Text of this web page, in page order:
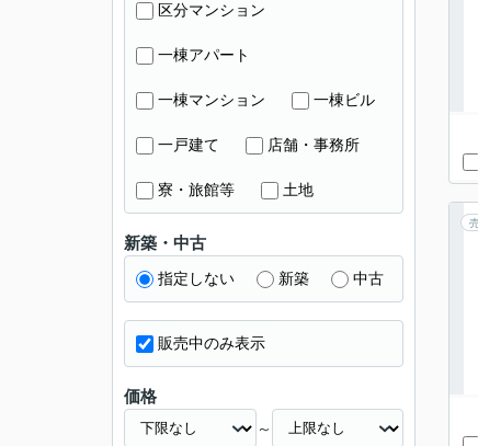
区分マンション
一棟アパート
一棟マンション 一棟ビル
一戸建て 店舗・事務所
寮・旅館等 土地
新築・中古
指定しない 新築 中古
販売中のみ表示
価格
～